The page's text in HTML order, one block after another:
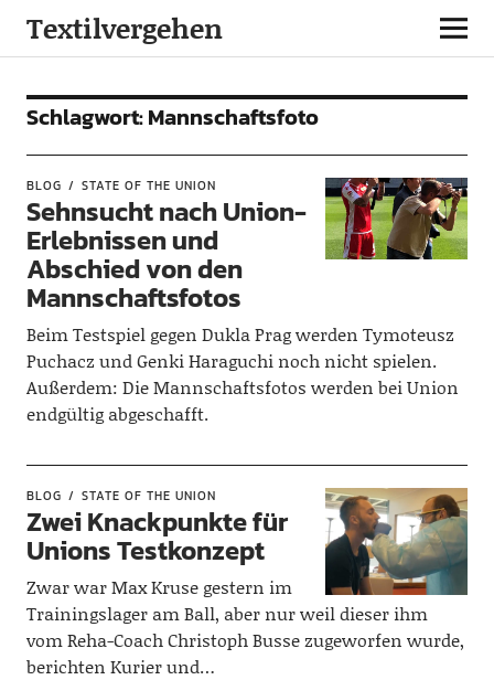
Textilvergehen
Schlagwort:Mannschaftsfoto
BLOG STATE OF THE UNION
Sehnsucht nach Union-
Erlebnissen und
Abschied von den
Mannschaftsfotos
Beim Testspiel gegen Dukla Prag werden Tymoteusz
Puchacz und Genki Haraguchi noch nicht spielen.
Außerdem: Die Mannschaftsfotos werden bei Union
endgültig abgeschafft.
BLOG STATE OF THE UNION
Zwei Knackpunkte für
Unions Testkonzept
Zwar war Max Kruse gestern im
Trainingslager am Ball, aber nur weil dieser ihm
vom Reha-Coach Christoph Busse zugeworfen wurde,
berichten Kurier und…